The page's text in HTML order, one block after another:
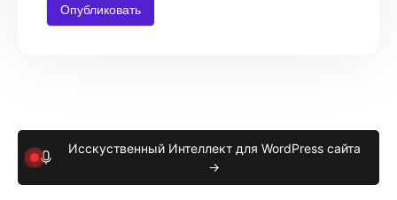
Исскуственный Интеллект для WordPress сайта
→